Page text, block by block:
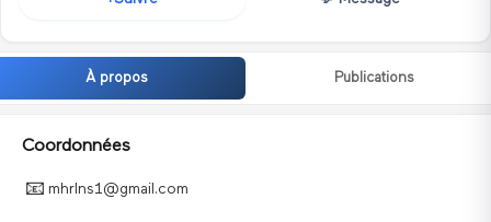
À propos Publications
Coordonnées
📧 mhrlns1@gmail.com